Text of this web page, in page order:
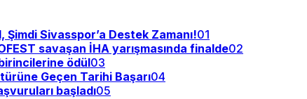
Şimdi Sivasspor’a Destek Zamanı!01
savaşan İHA yarışmasında finalde02
ödül03
Geçen Tarihi Başarı04
başladı05